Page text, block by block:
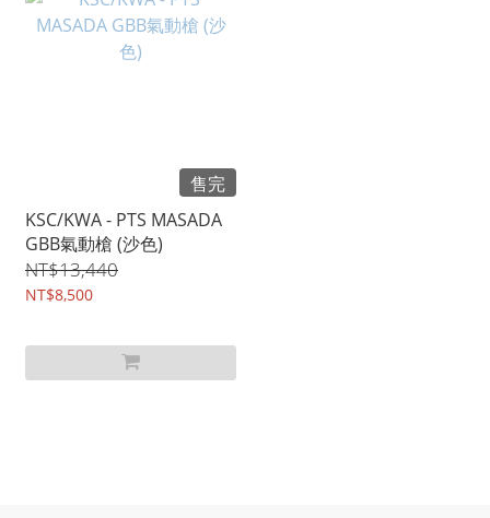
售完
KSC/KWA - PTS MASADA
GBB氣動槍 (沙色)
NT$13,440
NT$8,500